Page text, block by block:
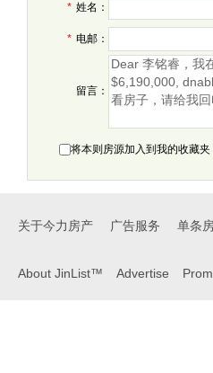
* 姓名：
* 电邮：
留言：
将本则房源加入到我的收藏夹
关于今力房产 广告服务 单条
About JinList™ Advertise